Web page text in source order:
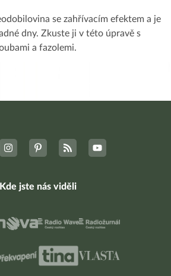
se zahřívacím efektem a je
dny. Zkuste ji v této úpravě s
a fazolemi.
Kde jste nás viděli